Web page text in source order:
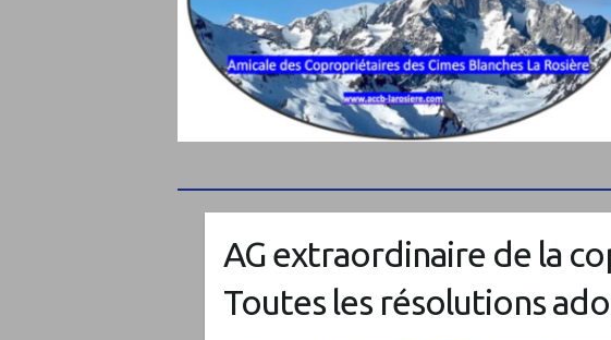
AG extraordinaire de la
Toutes les résolutions